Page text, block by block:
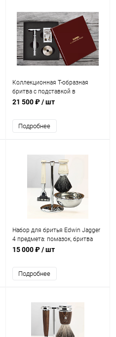
Коллекционная Т-образная
бритва с подставкой в
подарочной упаковке Feather
21 500 ₽/ шт
Подробнее
Набор для бритья Edwin Jagger
4 предмета: помазок, бритва
Mach3, чаша, подставка
15 000 ₽/ шт
Подробнее